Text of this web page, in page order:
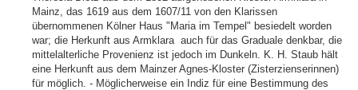
Mainz, das 1619 aus dem 1607/11 von den Klarissen
übernommenen Kölner Haus "Maria im Tempel" besiedelt worden
war; die Herkunft aus Armklara auch für das Graduale denkbar, die
mittelalterliche Provenienz ist jedoch im Dunkeln. K. H. Staub hält
eine Herkunft aus dem Mainzer Agnes-Kloster (Zisterzienserinnen)
für möglich. - Möglicherweise ein Indiz für eine Bestimmung des